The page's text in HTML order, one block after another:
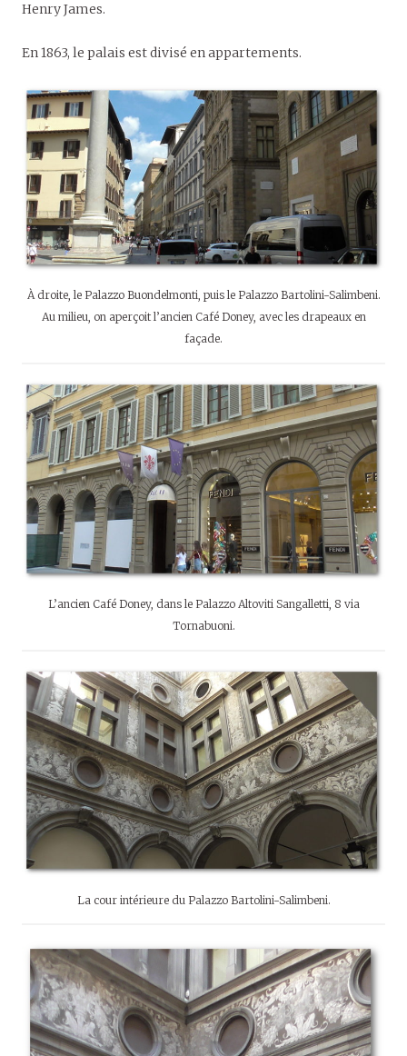
Henry James.
En 1863, le palais est divisé en appartements.
À droite, le Palazzo Buondelmonti, puis le Palazzo Bartolini-Salimbeni.
Au milieu, on aperçoit l’ancien Café Doney, avec les drapeaux en
façade.
L’ancien Café Doney, dans le Palazzo Altoviti Sangalletti, 8 via
Tornabuoni.
La cour intérieure du Palazzo Bartolini-Salimbeni.